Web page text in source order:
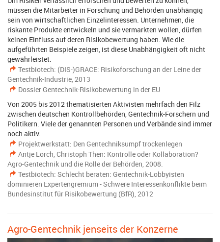
müssen die Mitarbeiter in Forschung und Behörden unabhängig
sein von wirtschaftlichen Einzelinteressen. Unternehmen, die
riskante Produkte entwickeln und sie vermarkten wollen, dürfen
keinen Einfluss auf deren Risikobewertung haben. Wie die
aufgeführten Beispiele zeigen, ist diese Unabhängigkeit oft nicht
gewährleistet.
Testbiotech: (DIS-)GRACE: Risikoforschung an der Leine der
Gentechnik-Industrie, 2013
Dossier Gentechnik-Risikobewertung in der EU
Von 2005 bis 2012 thematisierten Aktivisten mehrfach den Filz
zwischen deutschen Kontrollbehörden, Gentechnik-Forschern und
Politikern. Viele der genannten Personen und Verbände sind immer
noch aktiv.
Projektwerkstatt: Den Gentechniksumpf trockenlegen
Antje Lorch, Christoph Then: Kontrolle oder Kollaboration?
Agro-Gentechnik und die Rolle der Behörden, 2008.
Testbiotech: Schlecht beraten: Gentechnik-Lobbyisten
dominieren Expertengremium - Schwere Interessenkonflikte beim
Bundesinstitut für Risikobewertung (BfR), 2012
Agro-Gentechnik jenseits der Konzerne